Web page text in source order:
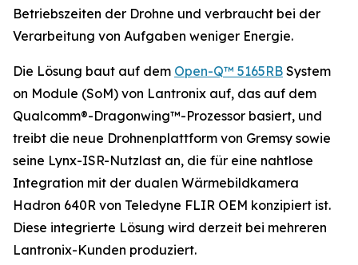
Betriebszeiten der Drohne und verbraucht bei der
Verarbeitung von Aufgaben weniger Energie.
Die Lösung baut auf dem Open-Q™ 5165RB System
on Module (SoM) von Lantronix auf, das auf dem
Qualcomm®-Dragonwing™-Prozessor basiert, und
treibt die neue Drohnenplattform von Gremsy sowie
seine Lynx-ISR-Nutzlast an, die für eine nahtlose
Integration mit der dualen Wärmebildkamera
Hadron 640R von Teledyne FLIR OEM konzipiert ist.
Diese integrierte Lösung wird derzeit bei mehreren
Lantronix-Kunden produziert.